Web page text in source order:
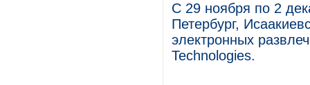
С 29 ноября по 2
Петербург,
электронных
Technologies.